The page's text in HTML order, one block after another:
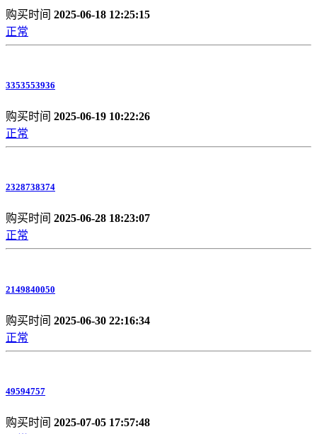
购买时间 2025-06-18 12:25:15
正常
3353553936
购买时间 2025-06-19 10:22:26
正常
2328738374
购买时间 2025-06-28 18:23:07
正常
2149840050
购买时间 2025-06-30 22:16:34
正常
49594757
购买时间 2025-07-05 17:57:48